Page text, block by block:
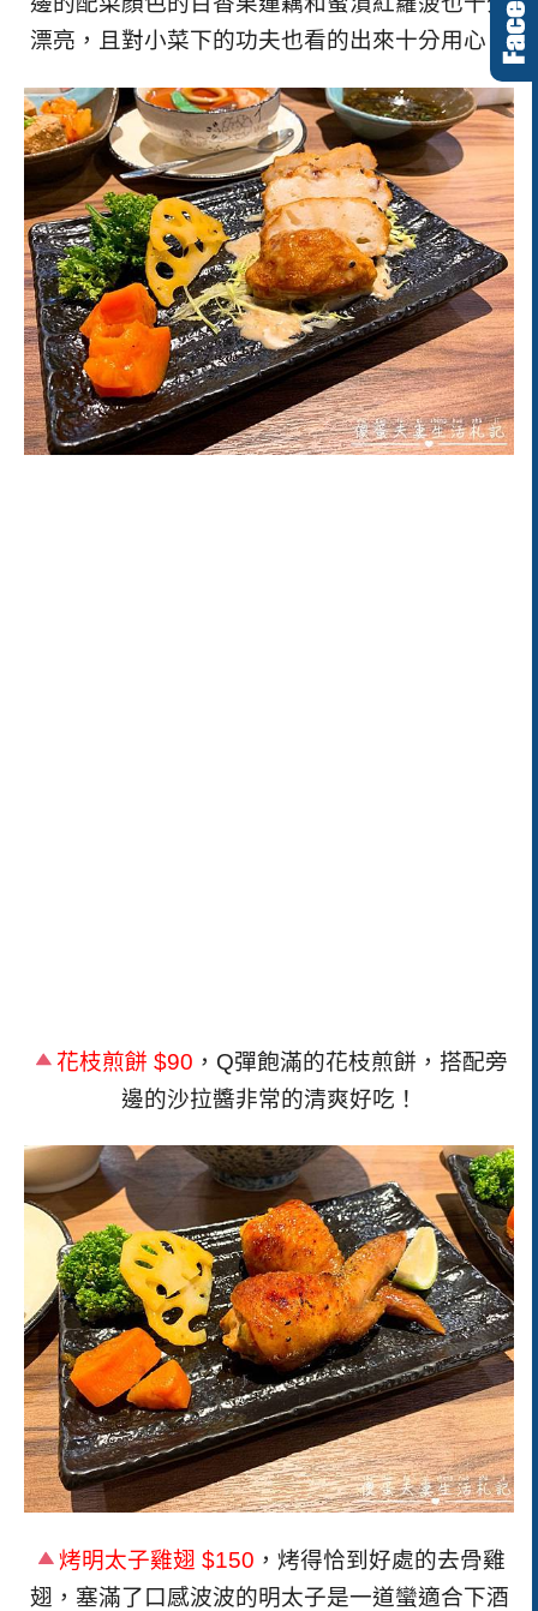
漂亮，且對小菜下的功夫也看的出來十分用心！
花枝煎餅 $90 ， Q彈飽滿的花枝煎餅，搭配旁
邊的沙拉醬非常的清爽好吃！
烤明太子雞翅 $150 ，烤得恰到好處的去骨雞
翅，塞滿了口感波波的明太子是一道蠻適合下酒